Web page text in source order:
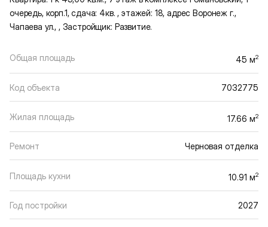
очередь, корп.1, сдача: 4кв. , этажей: 18, адрес Воронеж г.,
Чапаева ул., , Застройщик: Развитие.
Общая площадь 45 м2
Код объекта 7032775
Жилая площадь 17.66 м2
Ремонт Черновая отделка
Площадь кухни 10.91 м2
Год постройки 2027